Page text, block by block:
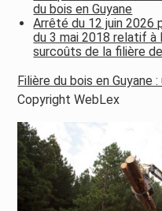
du bois en Guyane
Arrêté du 12 juin 2026
du 3 mai 2018 relatif à
surcoûts de la filière
Filière du bois en Guyane
Copyright WebLex